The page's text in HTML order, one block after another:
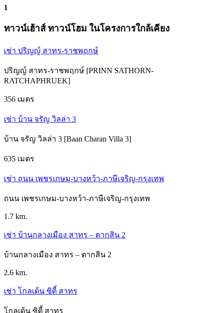
1
ทาวน์เฮ้าส์ ทาวน์โฮม ในโครงการใกล้เคียง
เช่า ปริญญ์ สาทร-ราชพฤกษ์
ปริญญ์ สาทร-ราชพฤกษ์ [PRINN SATHORN-
RATCHAPHRUEK]
356 เมตร
เช่า บ้าน จรัญ วิลล่า 3
บ้าน จรัญ วิลล่า 3 [Baan Charan Villa 3]
635 เมตร
เช่า ถนน เพชรเกษม-บางหว้า-ภาษีเจริญ-กรุงเทพ
ถนน เพชรเกษม-บางหว้า-ภาษีเจริญ-กรุงเทพ
1.7 km.
เช่า บ้านกลางเมือง สาทร – ตากสิน 2
บ้านกลางเมือง สาทร – ตากสิน 2
2.6 km.
เช่า โกลเด้น ซิตี้ สาทร
โกลเด้น ซิตี้ สาทร